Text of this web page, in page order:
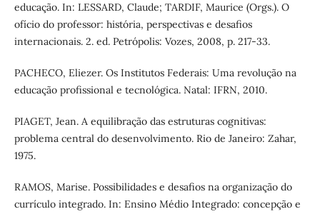
educação. In: LESSARD, Claude; TARDIF, Maurice (Orgs.). O
ofício do professor: história, perspectivas e desafios
internacionais. 2. ed. Petrópolis: Vozes, 2008, p. 217-33.
PACHECO, Eliezer. Os Institutos Federais: Uma revolução na
educação profissional e tecnológica. Natal: IFRN, 2010.
PIAGET, Jean. A equilibração das estruturas cognitivas:
problema central do desenvolvimento. Rio de Janeiro: Zahar,
1975.
RAMOS, Marise. Possibilidades e desafios na organização do
currículo integrado. In: Ensino Médio Integrado: concepção e